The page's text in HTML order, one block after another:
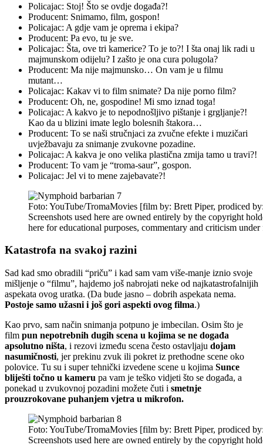
Policajac: Stoj! Što se ovdje događa?!
Producent: Snimamo, film, gospon!
Policajac: A gdje vam je oprema i ekipa?
Producent: Pa evo, tu je sve.
Policajac: Šta, ove tri kamerice? To je to?! I šta onaj lik radi u
majmunskom odijelu? I zašto je ona cura polugola?
Producent: Ma nije majmunsko… On vam je u filmu
mutant…
Policajac: Kakav vi to film snimate? Da nije porno film?
Producent: Oh, ne, gospodine! Mi smo iznad toga!
Policajac: A kakvo je to nepodnošljivo pištanje i grgljanje?!
Kao da u blizini imate leglo bolesnih štakora…
Producent: To se naši stručnjaci za zvučne efekte i muzičari
uvježbavaju za snimanje zvukovne pozadine.
Policajac: A kakva je ono velika plastična zmija tamo u travi?!
Producent: To vam je “troma-saur”, gospon.
Policajac: Jel vi to mene zajebavate?!
Foto: YouTube/TromaMovies [film by: Brett Piper, prodiced
Screenshots used here are owned entirely by the copyright
here for educational purposes, commentary and criticism under
Katastrofa na svakoj razini
Sad kad smo obradili “priču” i kad sam vam više-manje iznio svoje
mišljenje o “filmu”, hajdemo još nabrojati neke od najkatastrofalnijih
aspekata ovog uratka. (Da bude jasno – dobrih aspekata nema.
Postoje samo užasni i još gori aspekti ovog filma.)
Kao prvo, sam način snimanja potpuno je imbecilan. Osim što je
film pun nepotrebnih dugih scena u kojima se ne događa
apsolutno ništa, i rezovi između scena često ostavljaju dojam
nasumičnosti, jer prekinu zvuk ili pokret iz prethodne scene oko
polovice. Tu su i super tehnički izvedene scene u kojima Sunce
bliješti točno u kameru pa vam je teško vidjeti što se događa, a
ponekad u zvukovnoj pozadini možete čuti i smetnje
prouzrokovane puhanjem vjetra u mikrofon.
Foto: YouTube/TromaMovies [film by: Brett Piper, prodiced
Screenshots used here are owned entirely by the copyright